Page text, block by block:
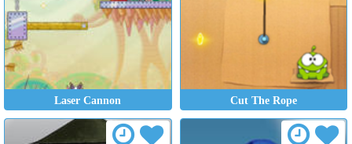
Laser Cannon Cut The Rope